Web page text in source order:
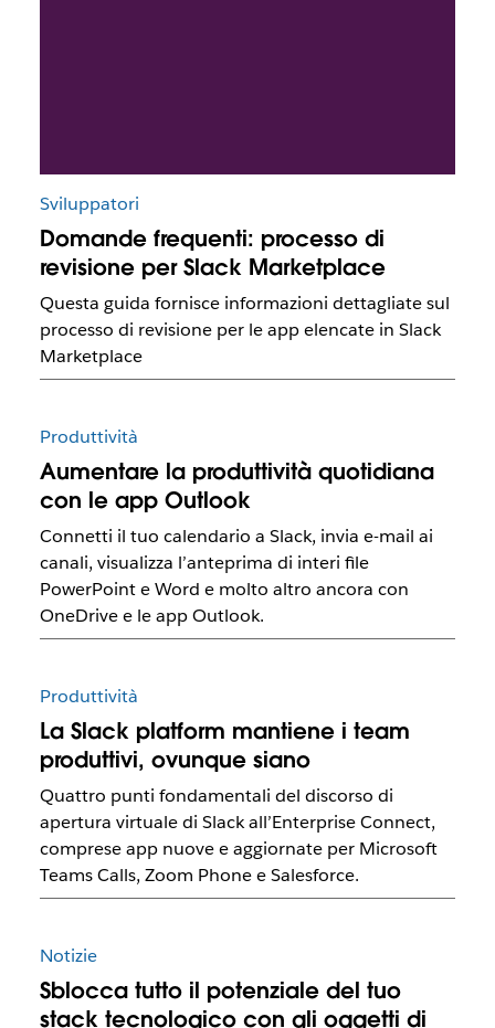
Sviluppatori
Domande frequenti: processo di
revisione per Slack Marketplace
Questa guida fornisce informazioni dettagliate sul
processo di revisione per le app elencate in Slack
Marketplace
Produttività
Aumentare la produttività quotidiana
con le app Outlook
Connetti il tuo calendario a Slack, invia e-mail ai
canali, visualizza l’anteprima di interi file
PowerPoint e Word e molto altro ancora con
OneDrive e le app Outlook.
Produttività
La Slack platform mantiene i team
produttivi, ovunque siano
Quattro punti fondamentali del discorso di
apertura virtuale di Slack all’Enterprise Connect,
comprese app nuove e aggiornate per Microsoft
Teams Calls, Zoom Phone e Salesforce.
Notizie
Sblocca tutto il potenziale del tuo
stack tecnologico con gli oggetti di